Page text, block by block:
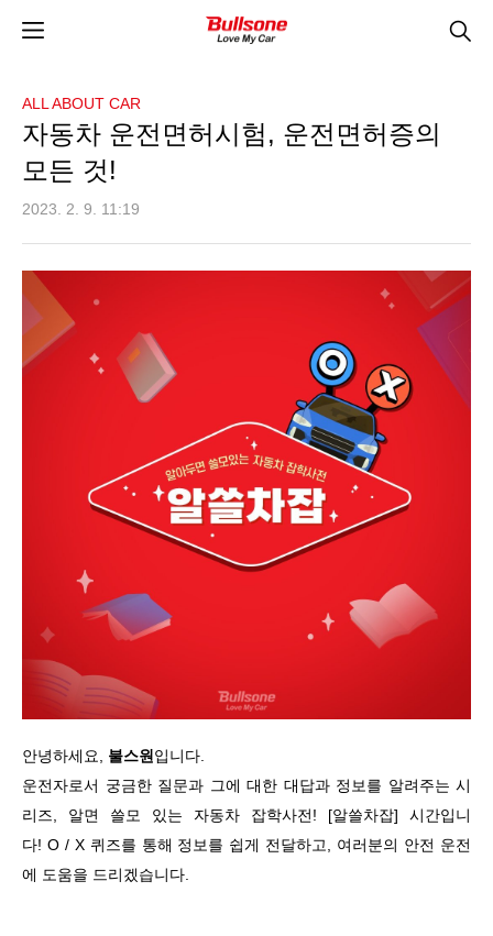
ALL ABOUT CAR
자동차 운전면허시험, 운전면허증의
모든 것!
2023. 2. 9. 11:19
안녕하세요, 불스원 입니다.
운전자로서 궁금한 질문과 그에 대한 대답과 정보를 알려주는 시
리즈, 알면 쓸모 있는 자동차 잡학사전! [알쓸차잡] 시간입니
다! O / X 퀴즈를 통해 정보를 쉽게 전달하고, 여러분의 안전 운전
에 도움을 드리겠습니다.